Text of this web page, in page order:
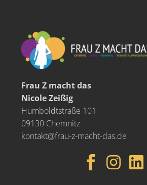
Frau Z macht das
Nicole Zeißig
Humboldtstraße 101
09130 Chemnitz
kontakt@frau-z-macht-das.de